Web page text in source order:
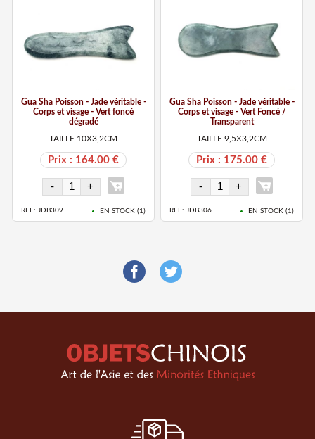
Gua Sha Poisson - Jade véritable -
Corps et visage - Vert foncé
dégradé
TAILLE 10X3,2CM
Prix : 164.00 €
REF: JDB309 EN STOCK ( 1 )
Gua Sha Poisson - Jade véritable -
Corps et visage - Vert Foncé /
Transparent
TAILLE 9,5X3,2CM
Prix : 175.00 €
REF: JDB306 EN STOCK ( 1 )